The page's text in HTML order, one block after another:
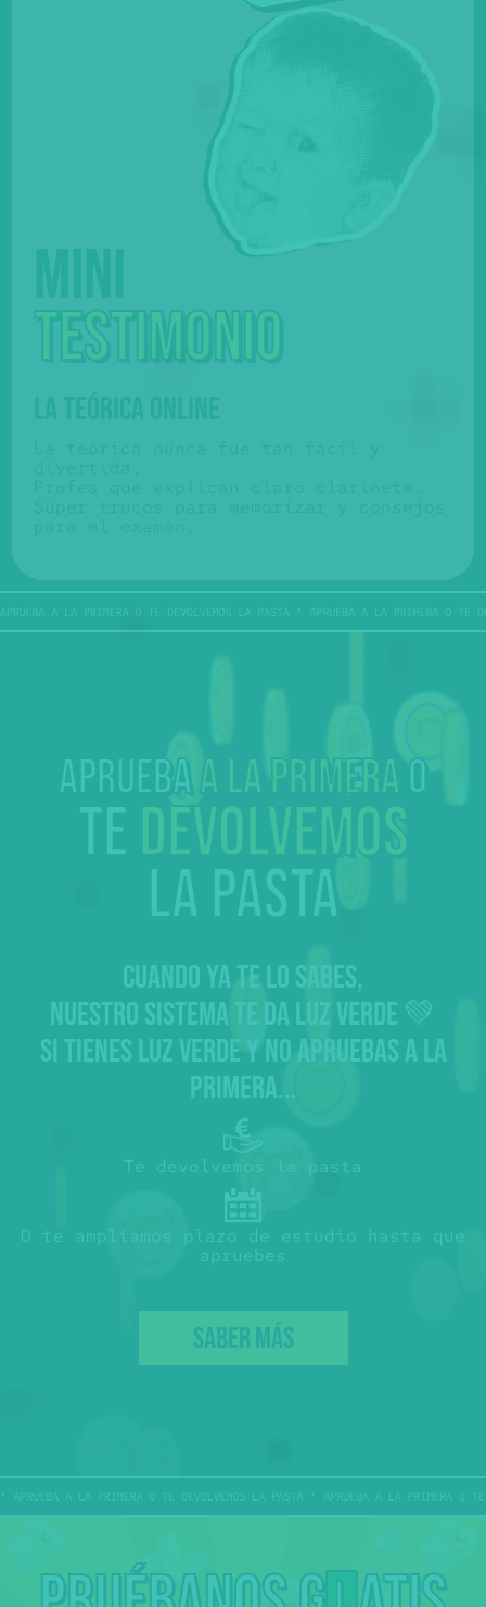
testimonio
Apruebaa la primerao
te devolvemos
la pasta
CUANDO YA TE LO SABES,
NUESTRO SISTEMA TE DA LUZ VERDE 💚
SI TIENES LUZ VERDE Y NO APRUEBAS A LA
PRIMERA...
Te devolvemos la pasta
O te ampliamos plazo de estudio hasta que
apruebes
SABER MÁS